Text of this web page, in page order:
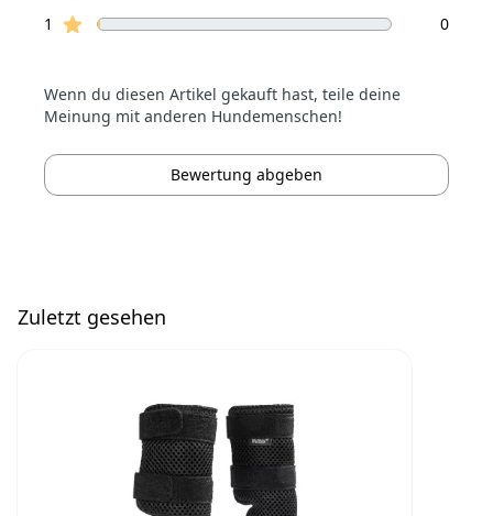
1
Sterne Bewertungen 0
Wenn du diesen Artikel gekauft hast, teile deine
Meinung mit anderen Hundemenschen!
Bewertung abgeben
Zuletzt gesehen